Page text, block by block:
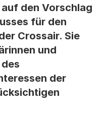
den Vorschlag
für den
Crossair. Sie
und
der